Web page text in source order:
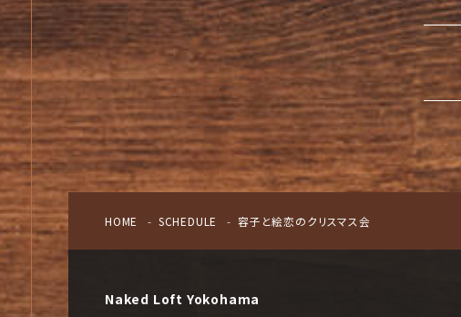
HOME SCHEDULE 容子と絵恋のクリスマス会
Naked Loft Yokohama